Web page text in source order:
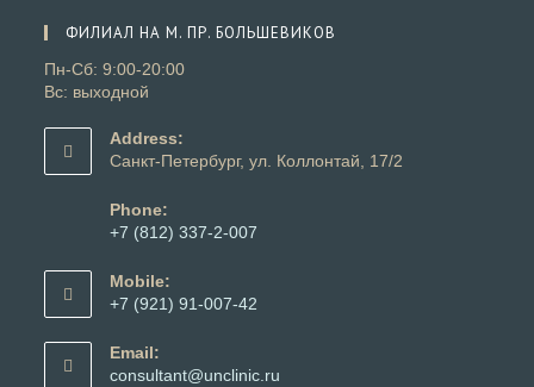
приложении
ФИЛИАЛ НА М. ПР. БОЛЬШЕВИКОВ
Пн-Сб: 9:00-20:00
Вс: выходной
Address:
Санкт-Петербург, ул. Коллонтай, 17/2
Phone:
+7 (812) 337-2-007
в
вашем
Mobile:
+7 (921) 91-007-42
в
вашем
Email:
consultant@unclinic.ru